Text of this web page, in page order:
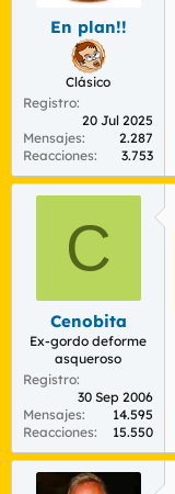
En plan!!
Clásico
Registro
20 Jul 2025
Mensajes
2.287
Reacciones
3.753
C
Cenobita
Ex-gordo deforme
asqueroso
Registro
30 Sep 2006
Mensajes
14.595
Reacciones
15.550